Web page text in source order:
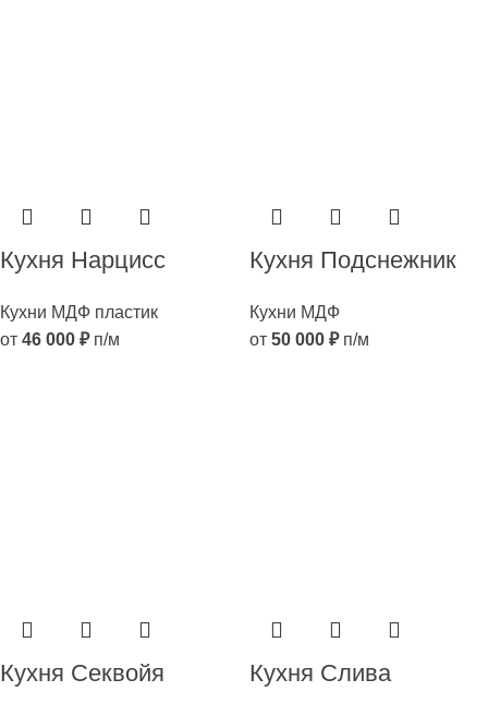
Кухня Нарцисс
Кухни МДФ пластик
от 46 000 ₽п/м
Кухня Подснежник
Кухни МДФ
от 50 000 ₽п/м
Кухня Секвойя Кухня Слива